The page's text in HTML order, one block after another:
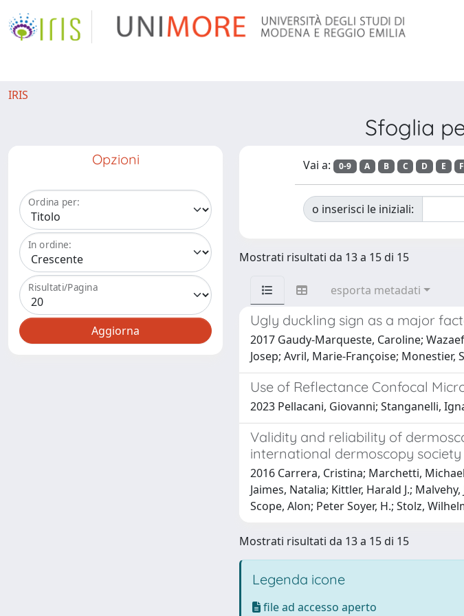
IRIS
Sfoglia
Opzioni
Ordina per:
In ordine:
Risultati/Pagina
Vai a: 0-9 A B C D E F
o inserisci le iniziali:
Mostrati risultati da 13 a 15 di 15
esporta metadati
Ugly duckling sign as a major
2017 Gaudy-Marqueste, Caroline;
Josep; Avril, Marie-Françoise; Monestier,
Use of Reflectance Confocal
2023 Pellacani, Giovanni; Stanganelli,
Validity and reliability of
international dermoscopy society
2016 Carrera, Cristina; Marchetti,
Jaimes, Natalia; Kittler, Harald J.;
Scope, Alon; Peter Soyer, H.; Stolz,
Mostrati risultati da 13 a 15 di 15
Legenda icone
file ad accesso aperto